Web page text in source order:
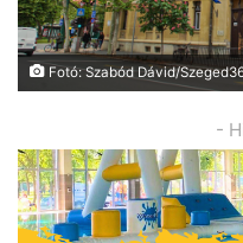
Fotó: Szabód Dávid/
-